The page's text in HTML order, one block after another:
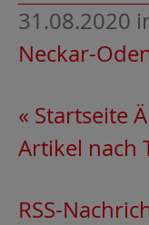
31.08.2020
Neckar-
« Startseite
Artikel nach
RSS-